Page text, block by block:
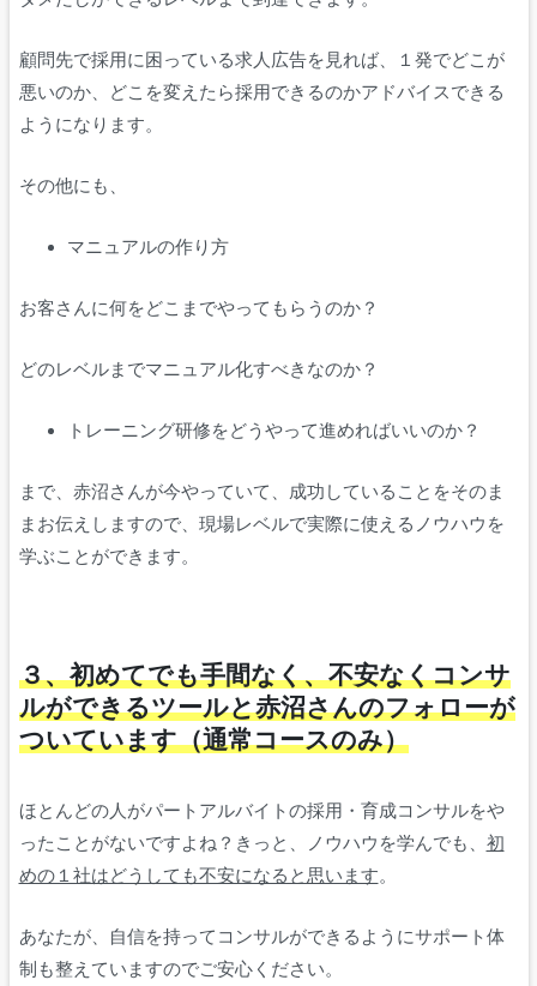
顧問先で採用に困っている求人広告を見れば、１発でどこが
悪いのか、どこを変えたら採用できるのかアドバイスできる
ようになります。
その他にも、
マニュアルの作り方
お客さんに何をどこまでやってもらうのか？
どのレベルまでマニュアル化すべきなのか？
トレーニング研修をどうやって進めればいいのか？
まで、赤沼さんが今やっていて、成功していることをそのま
まお伝えしますので、現場レベルで実際に使えるノウハウを
学ぶことができます。
３、初めてでも手間なく、不安なくコンサ
ルができるツールと赤沼さんのフォローが
ついています（通常コースのみ）
ほとんどの人がパートアルバイトの採用・育成コンサルをや
ったことがないですよね？きっと、ノウハウを学んでも、 初
めの１社はどうしても不安になると思います。
あなたが、自信を持ってコンサルができるようにサポート体
制も整えていますのでご安心ください。